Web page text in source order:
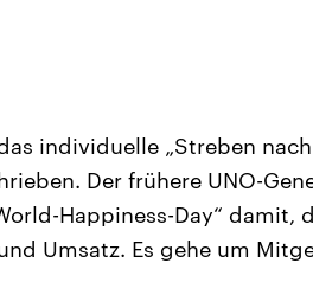
individuelle „Streben nach
Der frühere UNO-
Happiness-Day“ damit,
Umsatz. Es gehe um